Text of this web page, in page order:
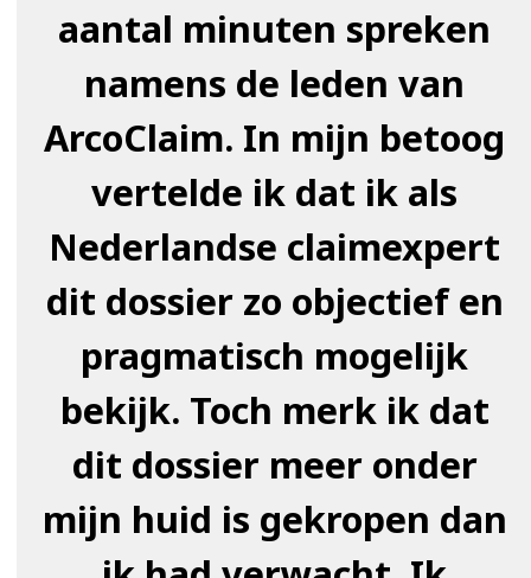
aantal minuten spreken
namens de leden van
ArcoClaim. In mijn betoog
vertelde ik dat ik als
Nederlandse claimexpert
dit dossier zo objectief en
pragmatisch mogelijk
bekijk. Toch merk ik dat
dit dossier meer onder
mijn huid is gekropen dan